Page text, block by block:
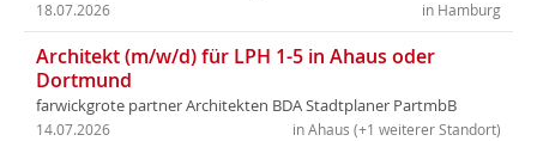
in Hamburg
18.07.2026
Architekt (m/w/d) für LPH 1-5 in Ahaus oder
Dortmund
farwickgrote partner Architekten BDA Stadtplaner PartmbB
in Ahaus (+1 weiterer Standort)
14.07.2026